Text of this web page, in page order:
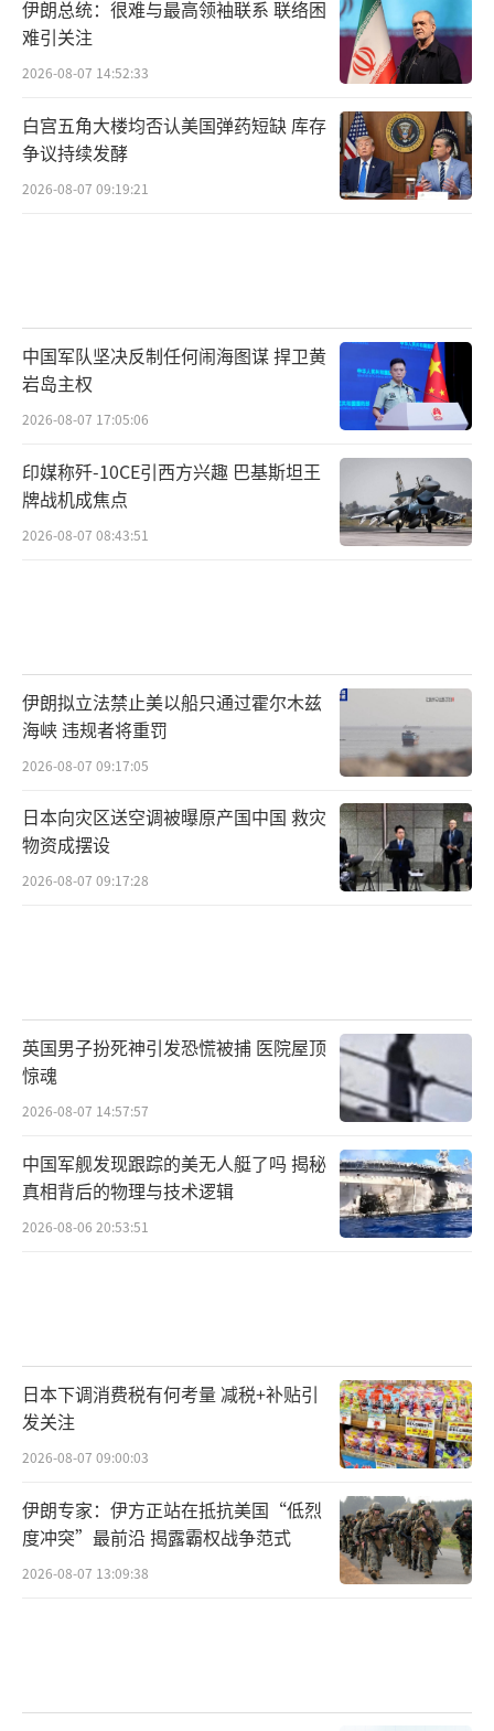
伊朗总统：很难与最高领袖联系 联络困
难引关注
2026-08-07 14:52:33
白宫五角大楼均否认美国弹药短缺 库存
争议持续发酵
2026-08-07 09:19:21
中国军队坚决反制任何闹海图谋 捍卫黄
岩岛主权
2026-08-07 17:05:06
印媒称歼-10CE引西方兴趣 巴基斯坦王
牌战机成焦点
2026-08-07 08:43:51
伊朗拟立法禁止美以船只通过霍尔木兹
海峡 违规者将重罚
2026-08-07 09:17:05
日本向灾区送空调被曝原产国中国 救灾
物资成摆设
2026-08-07 09:17:28
英国男子扮死神引发恐慌被捕 医院屋顶
惊魂
2026-08-07 14:57:57
中国军舰发现跟踪的美无人艇了吗 揭秘
真相背后的物理与技术逻辑
2026-08-06 20:53:51
日本下调消费税有何考量 减税+补贴引
发关注
2026-08-07 09:00:03
伊朗专家：伊方正站在抵抗美国“低烈
度冲突”最前沿 揭露霸权战争范式
2026-08-07 13:09:38